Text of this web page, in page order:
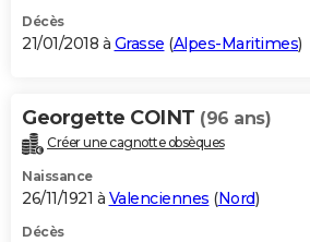
Décès
21/01/2018 à Grasse (Alpes-Maritimes)
Georgette COINT (96 ans)
Créer une cagnotte obsèques
Naissance
26/11/1921 à Valenciennes (Nord)
Décès